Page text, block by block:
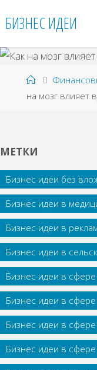
БИЗНЕС ИДЕИ
Главная
на мозг влияет
МЕТКИ
Бизнес идеи без
Бизнес идеи в
Бизнес идеи в
Бизнес идеи в
Бизнес идеи в
Бизнес идеи в
Бизнес идеи в
Бизнес идеи в сфере